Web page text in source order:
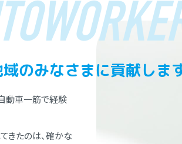
のみなさまに貢献しま
動⾞⼀筋で経験
きたのは、確かな